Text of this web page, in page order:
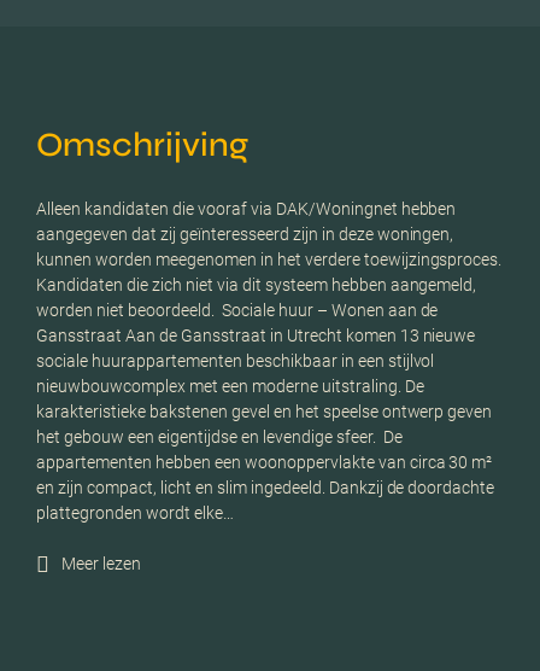
Omschrijving
Alleen kandidaten die vooraf via DAK/Woningnet hebben
aangegeven dat zij geïnteresseerd zijn in deze woningen,
kunnen worden meegenomen in het verdere toewijzingsproces.
Kandidaten die zich niet via dit systeem hebben aangemeld,
worden niet beoordeeld. ​ Sociale huur – Wonen aan de
Gansstraat Aan de Gansstraat in Utrecht komen 13 nieuwe
sociale huurappartementen beschikbaar in een stijlvol
nieuwbouwcomplex met een moderne uitstraling. De
karakteristieke bakstenen gevel en het speelse ontwerp geven
het gebouw een eigentijdse en levendige sfeer. ​ De
appartementen hebben een woonoppervlakte van circa 30 m²
en zijn compact, licht en slim ingedeeld. Dankzij de doordachte
plattegronden wordt elke…
Meer lezen